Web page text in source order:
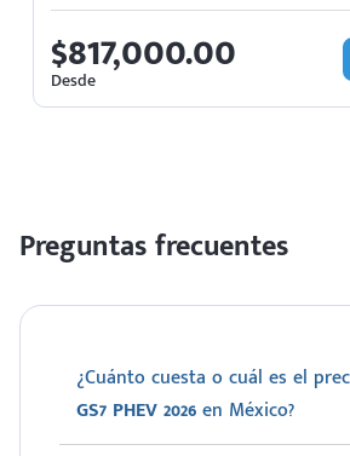
$817,000.00
Desde
Preguntas frecuentes
¿Cuánto cuesta o cuál es el
GS7 PHEV 2026en México?